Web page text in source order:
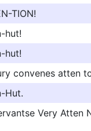
TION!
hut!
hut!
convenes atten
Hut.
Very Atten